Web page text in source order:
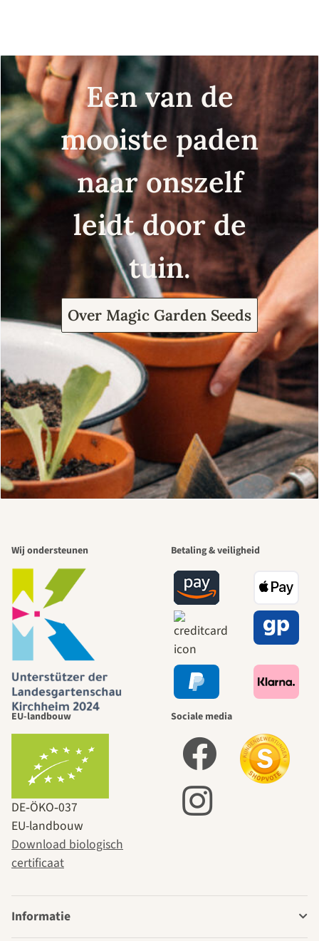
Een van de
mooiste paden
naar onszelf
leidt door de
tuin.
Over Magic Garden Seeds
Wij ondersteunen Betaling & veiligheid
EU-landbouw
DE‑ÖKO‑037
EU-landbouw
Download biologisch
certificaat
Sociale media
Informatie